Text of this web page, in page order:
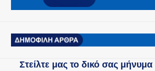
Στείλτε μας το δικό σας μήνυμα